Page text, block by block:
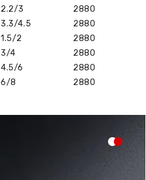
2.2/3 2880
3.3/4.5 2880
1.5/2 2880
3/4 2880
4.5/6 2880
6/8 2880